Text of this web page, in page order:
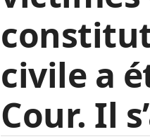
civile a
Cour. Il